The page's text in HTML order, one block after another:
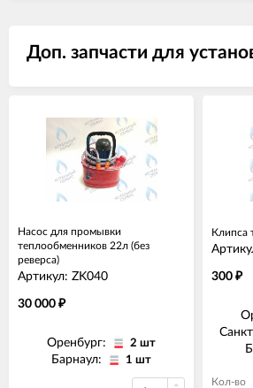
Доп. запчасти для
Насос для промывки
теплообменников 22л (без
реверса)
Артикул: ZK040
30 000 ₽
Оренбург: 2 шт
Барнаул: 1 шт
Клипса
300 ₽
Кол-во